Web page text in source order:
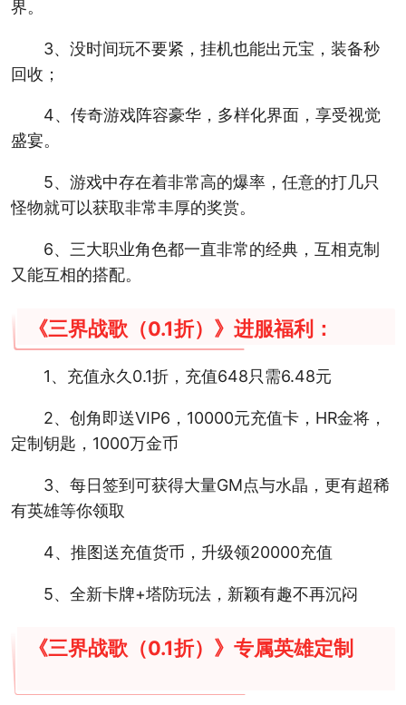
界。
3、没时间玩不要紧，挂机也能出元宝，装备秒
回收；
4、传奇游戏阵容豪华，多样化界面，享受视觉
盛宴。
5、游戏中存在着非常高的爆率，任意的打几只
怪物就可以获取非常丰厚的奖赏。
6、三大职业角色都一直非常的经典，互相克制
又能互相的搭配。
《三界战歌（0.1折）》进服福利：
1、充值永久0.1折，充值648只需6.48元
2、创角即送VIP6，10000元充值卡，HR金将，
定制钥匙，1000万金币
3、每日签到可获得大量GM点与水晶，更有超稀
有英雄等你领取
4、推图送充值货币，升级领20000充值
5、全新卡牌+塔防玩法，新颖有趣不再沉闷
《三界战歌（0.1折）》专属英雄定制